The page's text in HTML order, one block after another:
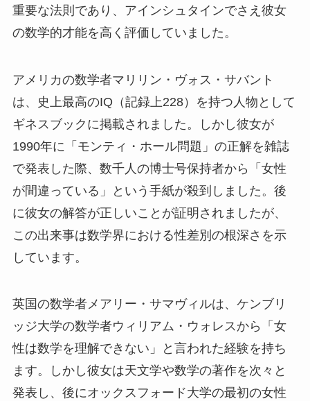
重要な法則であり、アインシュタインでさえ彼女
の数学的才能を高く評価していました。
アメリカの数学者マリリン・ヴォス・サバント
は、史上最高のIQ（記録上228）を持つ人物として
ギネスブックに掲載されました。しかし彼女が
1990年に「モンティ・ホール問題」の正解を雑誌
で発表した際、数千人の博士号保持者から「女性
が間違っている」という手紙が殺到しました。後
に彼女の解答が正しいことが証明されましたが、
この出来事は数学界における性差別の根深さを示
しています。
英国の数学者メアリー・サマヴィルは、ケンブリ
ッジ大学の数学者ウィリアム・ウォレスから「女
性は数学を理解できない」と言われた経験を持ち
ます。しかし彼女は天文学や数学の著作を次々と
発表し、後にオックスフォード大学の最初の女性